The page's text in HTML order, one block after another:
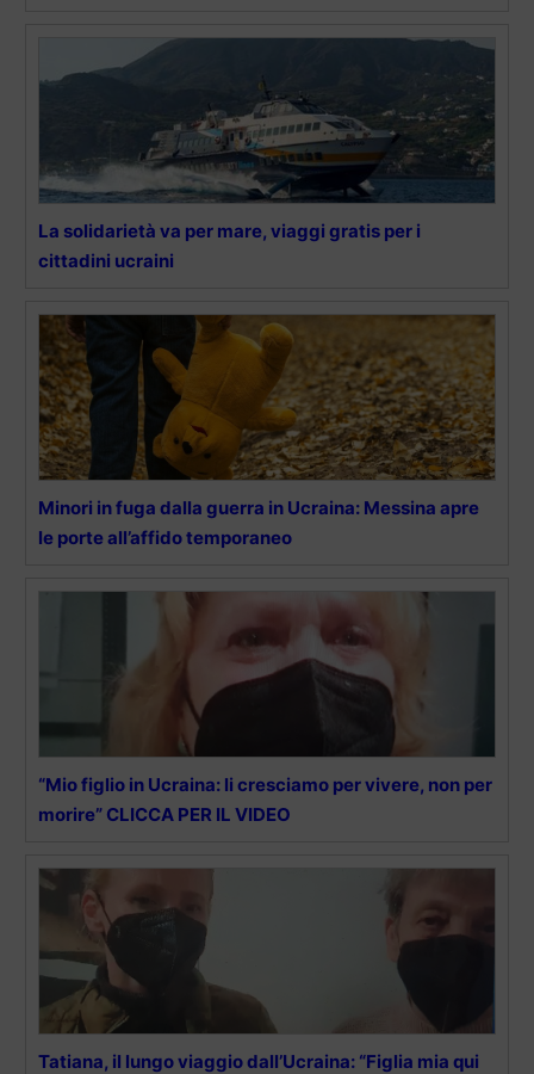
La solidarietà va per mare, viaggi gratis per i
cittadini ucraini
Minori in fuga dalla guerra in Ucraina: Messina apre
le porte all’affido temporaneo
“Mio figlio in Ucraina: li cresciamo per vivere, non per
morire” CLICCA PER IL VIDEO
Tatiana, il lungo viaggio dall’Ucraina: “Figlia mia qui